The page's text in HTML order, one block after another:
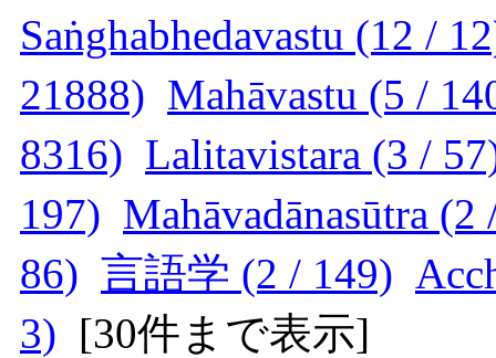
Saṅghabhedavastu (12 /
21888) Mahāvastu (5 /
8316) Lalitavistara (3 /
197) Mahāvadānasūtra (2
86) 言語学 (2 / 149)
3) [30件まで表示]